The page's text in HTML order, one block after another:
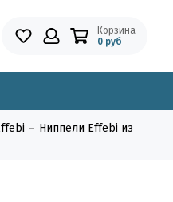
Корзина
0 руб
Ниппели Effebi из